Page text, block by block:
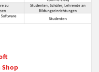
Shop